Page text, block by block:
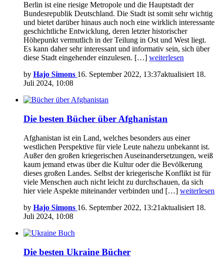
Berlin ist eine riesige Metropole und die Hauptstadt der
Bundesrepublik Deutschland. Die Stadt ist somit sehr wichtig
und bietet darüber hinaus auch noch eine wirklich interessante
geschichtliche Entwicklung, deren letzter historischer
Höhepunkt vermutlich in der Teilung in Ost und West liegt.
Es kann daher sehr interessant und informativ sein, sich über
diese Stadt eingehender einzulesen. […] weiterlesen
by Hajo Simons 16. September 2022, 13:37aktualisiert 18.
Juli 2024, 10:08
Die besten Bücher über Afghanistan
Afghanistan ist ein Land, welches besonders aus einer
westlichen Perspektive für viele Leute nahezu unbekannt ist.
Außer den großen kriegerischen Auseinandersetzungen, weiß
kaum jemand etwas über die Kultur oder die Bevölkerung
dieses großen Landes. Selbst der kriegerische Konflikt ist für
viele Menschen auch nicht leicht zu durchschauen, da sich
hier viele Aspekte miteinander verbinden und […] weiterlesen
by Hajo Simons 16. September 2022, 13:21aktualisiert 18.
Juli 2024, 10:08
Die besten Ukraine Bücher